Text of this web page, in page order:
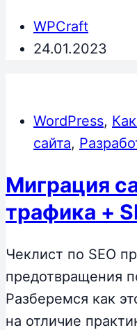
WPCraft
24.01.2023
WordPress,
сайта,
Миграция
трафика +
Чеклист по SEO
предотвращения
Разберемся как
на отличие